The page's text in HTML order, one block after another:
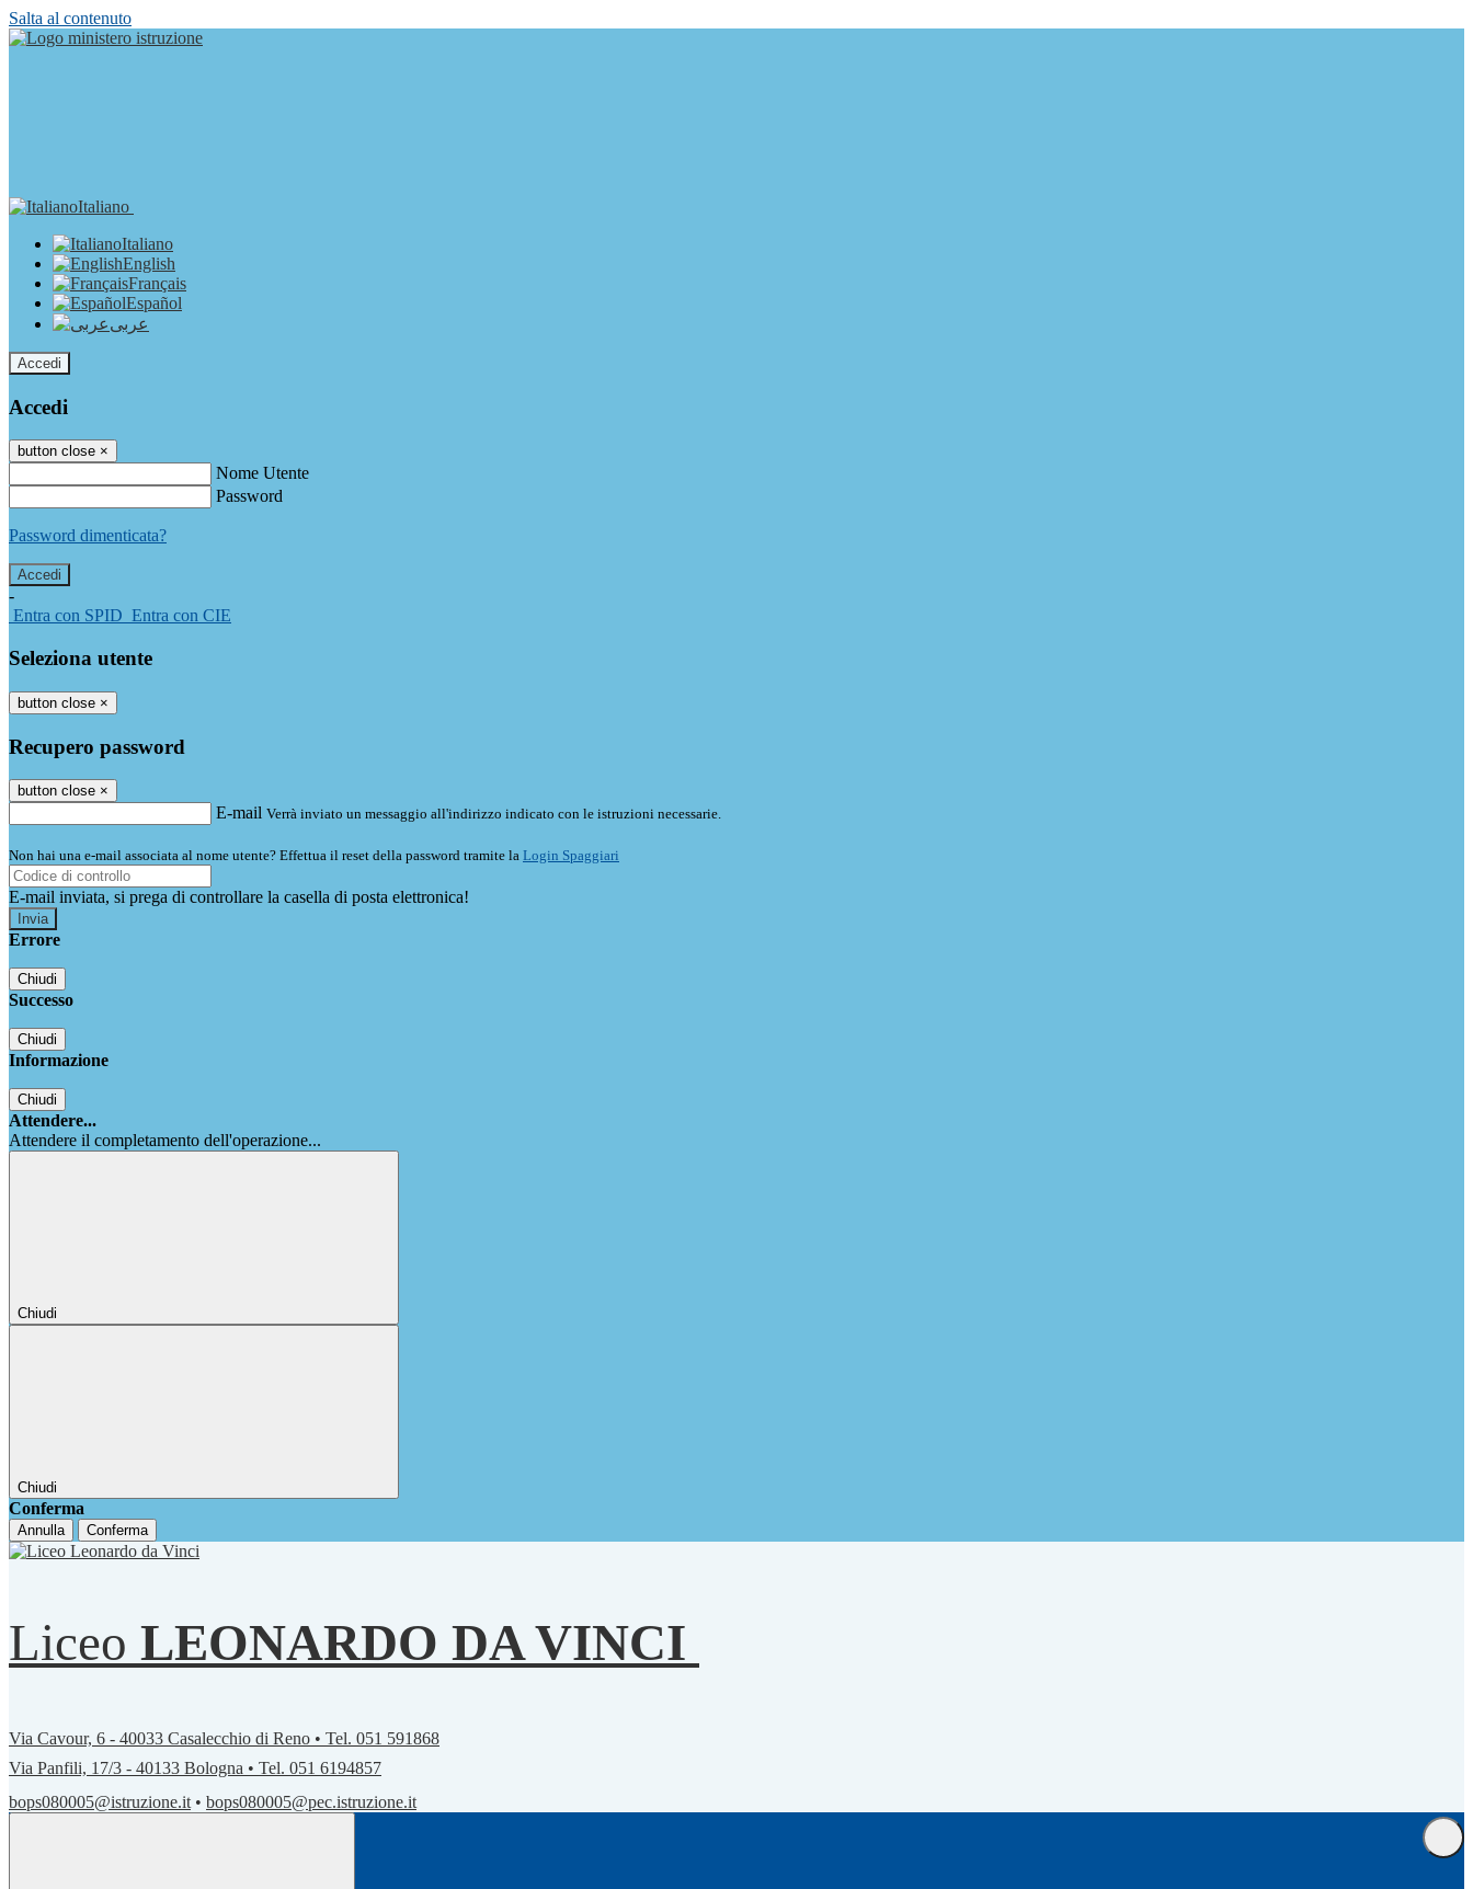
Salta al contenuto
Italiano
Italiano
English
Français
Español
عربى
Accedi
Accedi
button close ×
Nome Utente
Password
Password dimenticata?
-
Entra con SPID Entra con CIE
Seleziona utente
button close ×
Recupero password
button close ×
E-mail Verrà inviato un messaggio all'indirizzo indicato con le istruzioni necessarie.
Non hai una e-mail associata al nome utente? Effettua il reset della password tramite la Login Spaggiari
E-mail inviata, si prega di controllare la casella di posta elettronica!
Errore
Chiudi
Successo
Chiudi
Informazione
Chiudi
Attendere...
Attendere il completamento dell'operazione...
Chiudi
Chiudi
Conferma
Annulla Conferma
Liceo LEONARDO DA VINCI
Via Cavour, 6 - 40033 Casalecchio di Reno • Tel. 051 591868
Via Panfili, 17/3 - 40133 Bologna • Tel. 051 6194857
bops080005@istruzione.it • bops080005@pec.istruzione.it